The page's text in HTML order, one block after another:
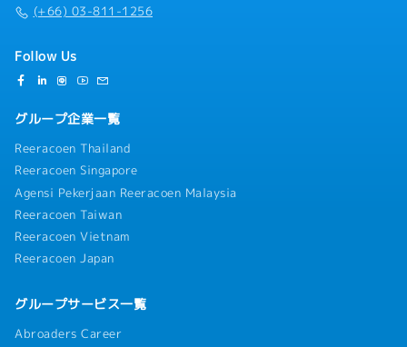
(+66) 03-811-1256
Follow Us
グループ企業一覧
Reeracoen Thailand
Reeracoen Singapore
Agensi Pekerjaan Reeracoen Malaysia
Reeracoen Taiwan
Reeracoen Vietnam
Reeracoen Japan
グループサービス一覧
Abroaders Career